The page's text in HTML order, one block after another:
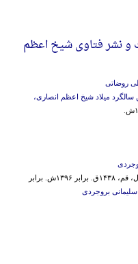
نشر فتاوی شیخ اعظم
روضاتی
میلاد شیخ اعظم انصاری،
، چاپ اول، قم، ۱۴۳۸ق. برابر ۱۳۹۶ش. برابر
بروجردی